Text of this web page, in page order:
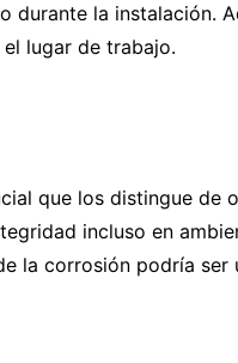
la instalación.
lugar de trabajo.
que los distingue de
incluso en
la corrosión podría